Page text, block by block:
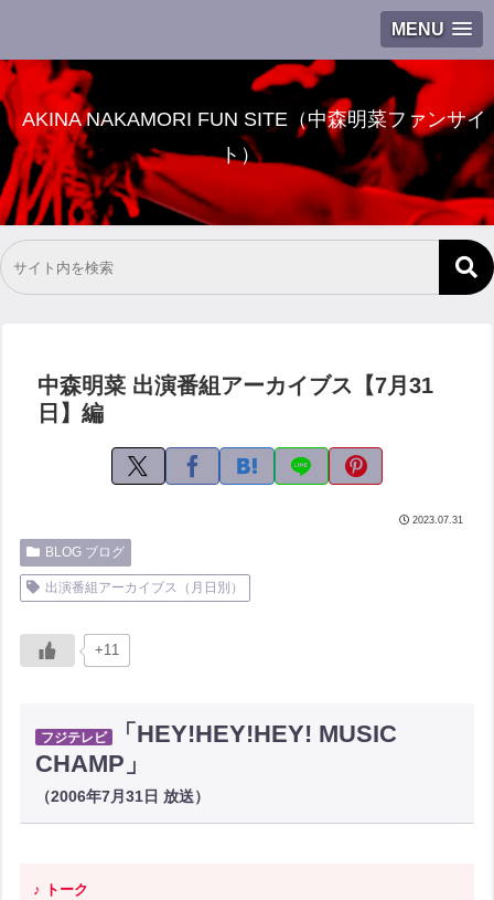
MENU
AKINA NAKAMORI FUN SITE（中森明菜ファンサイ
ト）
中森明菜 出演番組アーカイブス【7月31
日】編
2023.07.31
BLOG ブログ
出演番組アーカイブス（月日別）
+11
フジテレビ 「HEY!HEY!HEY! MUSIC
CHAMP」
（2006年7月31日 放送）
♪ トーク